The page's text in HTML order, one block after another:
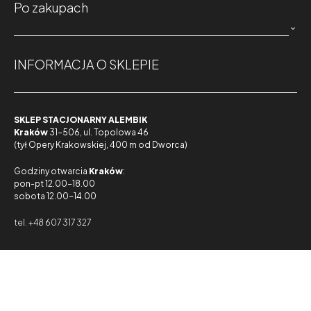
Po zakupach

INFORMACJA O SKLEPIE
SKLEP STACJONARNY ALEMBIK
Kraków 31-506, ul. Topolowa 46
(tył Opery Krakowskiej, 400 m od Dworca)
Godziny otwarcia Kraków:
pon-pt 12.00-18.00
sobota 12.00-14.00
tel. +48 607 317 327